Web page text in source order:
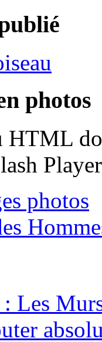
photos
HTML
photos
Les